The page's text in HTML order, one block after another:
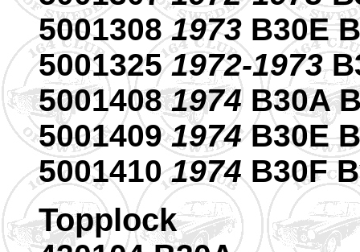
50013081973 B30E
50013251972-1973
50014081974B30A
50014091974B30E
50014101974B30F
Topplock